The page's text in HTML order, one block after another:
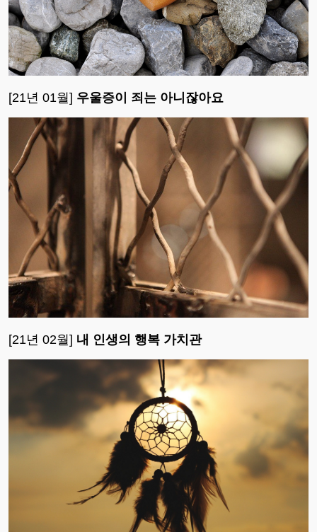
[21년 01월] 우울증이 죄는 아니잖아요
[21년 02월] 내 인생의 행복 가치관